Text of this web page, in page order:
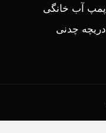
پمپ آب خانگی
دریچه چدنی